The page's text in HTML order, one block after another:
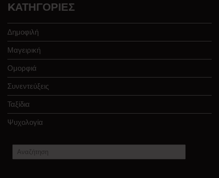
KΑΤΗΓΟΡΊΕΣ
Δημοφιλή
Μαγειρική
Ομορφιά
Συνεντεύξεις
Ταξίδια
Ψυχολογία